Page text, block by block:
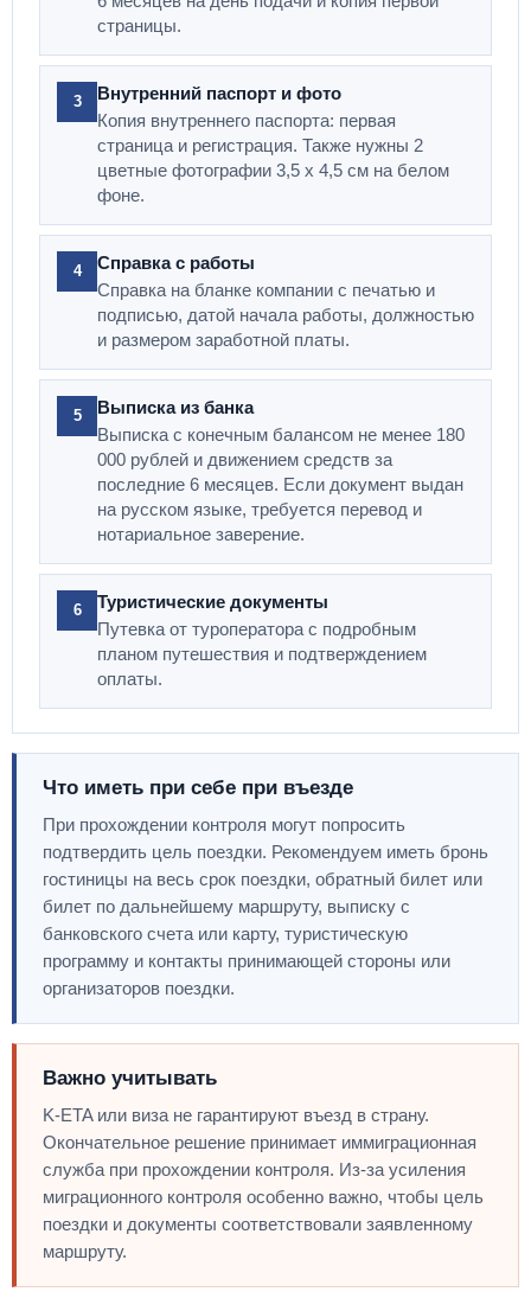
страницы.
3 Внутренний паспорт и фото
Копия внутреннего паспорта: первая
страница и регистрация. Также нужны 2
цветные фотографии 3,5 х 4,5 см на белом
фоне.
4 Справка с работы
Справка на бланке компании с печатью и
подписью, датой начала работы, должностью
и размером заработной платы.
5 Выписка из банка
Выписка с конечным балансом не менее 180
000 рублей и движением средств за
последние 6 месяцев. Если документ выдан
на русском языке, требуется перевод и
нотариальное заверение.
6 Туристические документы
Путевка от туроператора с подробным
планом путешествия и подтверждением
оплаты.
Что иметь при себе при въезде
При прохождении контроля могут попросить
подтвердить цель поездки. Рекомендуем иметь бронь
гостиницы на весь срок поездки, обратный билет или
билет по дальнейшему маршруту, выписку с
банковского счета или карту, туристическую
программу и контакты принимающей стороны или
организаторов поездки.
Важно учитывать
K-ETA или виза не гарантируют въезд в страну.
Окончательное решение принимает иммиграционная
служба при прохождении контроля. Из-за усиления
миграционного контроля особенно важно, чтобы цель
поездки и документы соответствовали заявленному
маршруту.